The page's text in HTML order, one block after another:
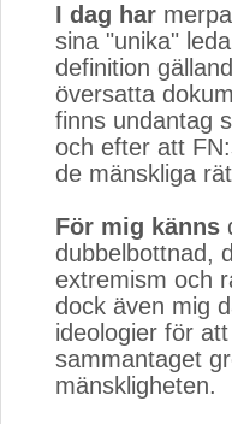
I dag har
sina "unika"
definition
översatta
finns undantag
och efter att
de mänskliga
För mig känns
dubbelbottnad,
extremism och
dock även mig
ideologier för
sammantaget
mänskligheten.